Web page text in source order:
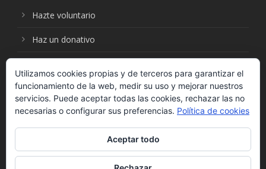
Hazte voluntario
Haz un donativo
Síguenos en:
Utilizamos cookies propias y de terceros para garantizar el
funcionamiento de la web, medir su uso y mejorar nuestros
servicios. Puede aceptar todas las cookies, rechazar las no
necesarias o configurar sus preferencias. Política de cookies
Aceptar todo